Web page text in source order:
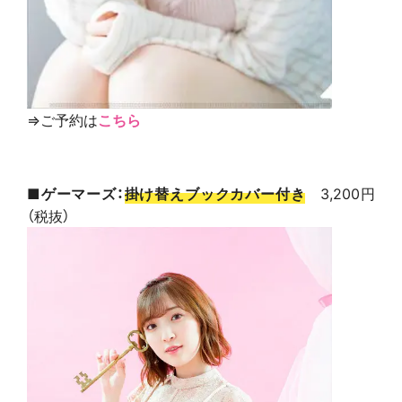
⇒ご予約はこちら
■ゲーマーズ：掛け替えブックカバー付き 3,200円
（税抜）